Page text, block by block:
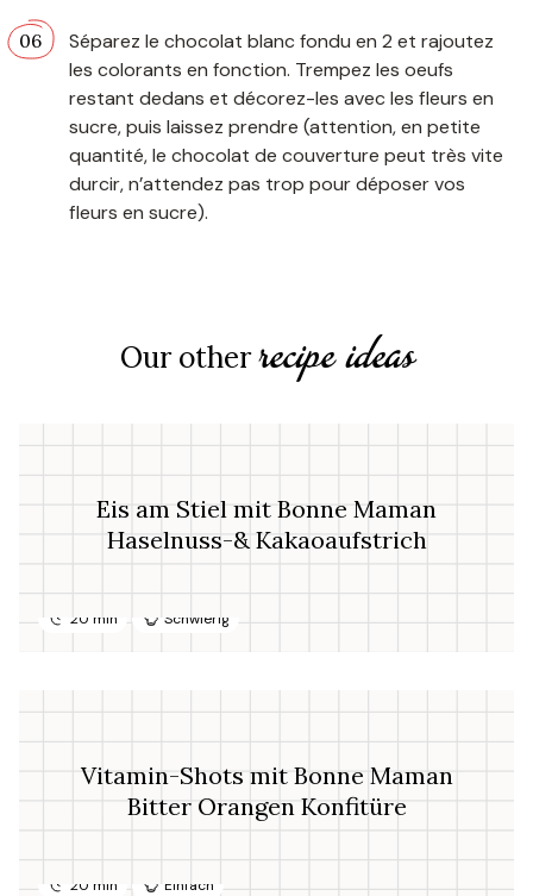
Séparez le chocolat blanc fondu en 2 et rajoutez
les colorants en fonction. Trempez les oeufs
restant dedans et décorez-les avec les fleurs en
sucre, puis laissez prendre (attention, en petite
quantité, le chocolat de couverture peut très vite
durcir, n’attendez pas trop pour déposer vos
fleurs en sucre).
Our otherrecipe ideas
Eis am Stiel mit Bonne Maman
Haselnuss-& Kakaoaufstrich
20 min Schwierig
Vitamin-Shots mit Bonne Maman
Bitter Orangen Konfitüre
20 min Einfach